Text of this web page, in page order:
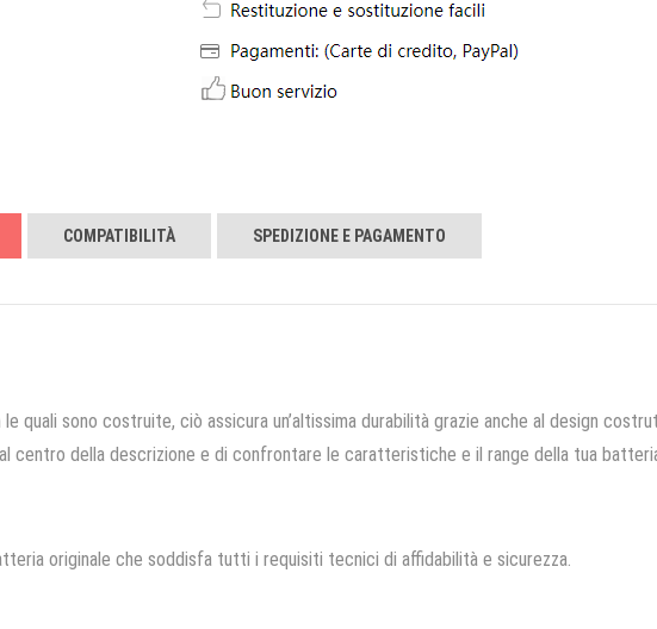
COMPATIBILITÀ SPEDIZIONE E PAGAMENTO
quali sono costruite, ciò assicura un’altissima durabilità grazie anche al design
centro della descrizione e di confrontare le caratteristiche e il range della tua
originale che soddisfa tutti i requisiti tecnici di affidabilità e sicurezza.